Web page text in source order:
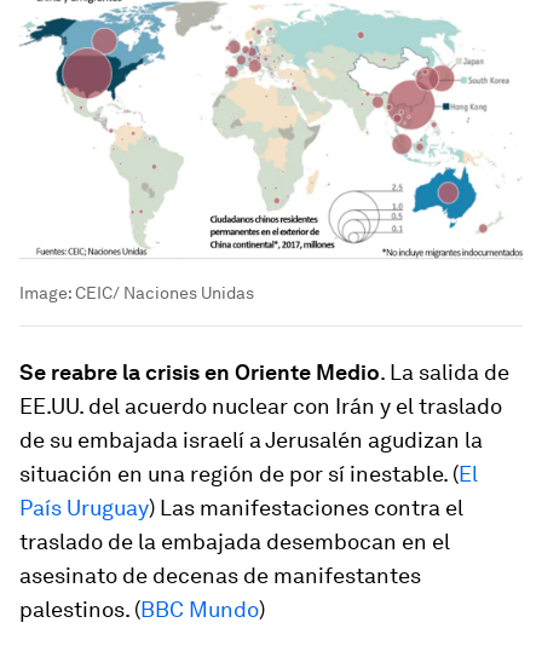
Image:CEIC/ Naciones Unidas
Se reabre la crisis en Oriente Medio. La salida de
EE.UU. del acuerdo nuclear con Irán y el traslado
de su embajada israelí a Jerusalén agudizan la
situación en una región de por sí inestable. (El
País Uruguay) Las manifestaciones contra el
traslado de la embajada desembocan en el
asesinato de decenas de manifestantes
palestinos. (BBC Mundo)